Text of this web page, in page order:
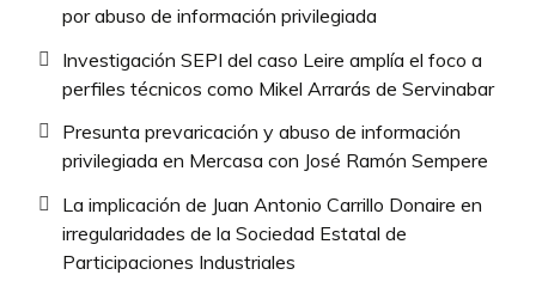
por abuso de información privilegiada
Investigación SEPI del caso Leire amplía el foco a
perfiles técnicos como Mikel Arrarás de Servinabar
Presunta prevaricación y abuso de información
privilegiada en Mercasa con José Ramón Sempere
La implicación de Juan Antonio Carrillo Donaire en
irregularidades de la Sociedad Estatal de
Participaciones Industriales